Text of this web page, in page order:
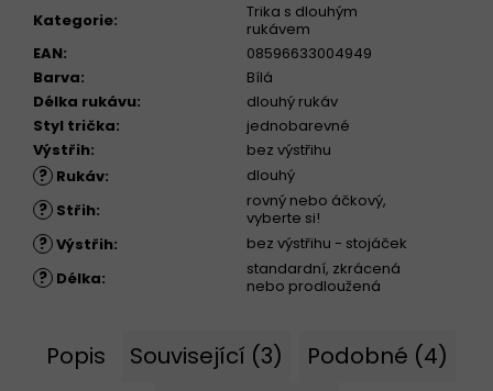
Kategorie:
Trika s dlouhým
rukávem
EAN:
08596633004949
Barva:
Bílá
Délka rukávu:
dlouhý rukáv
Styl trička:
jednobarevné
Výstřih: bez výstřihu
? Rukáv: dlouhý
? Střih:
rovný nebo áčkový,
vyberte si!
? Výstřih: bez výstřihu - stojáček
? Délka:
standardní, zkrácená
nebo prodloužená
Popis Související (3)
Podobné (4)